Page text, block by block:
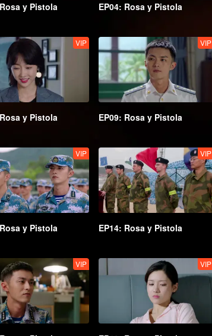
y Pistola EP04: Rosa y Pistola
VIP
y Pistola
VIP
EP09: Rosa y Pistola
VIP
y Pistola
VIP
EP14: Rosa y Pistola
VIP VIP